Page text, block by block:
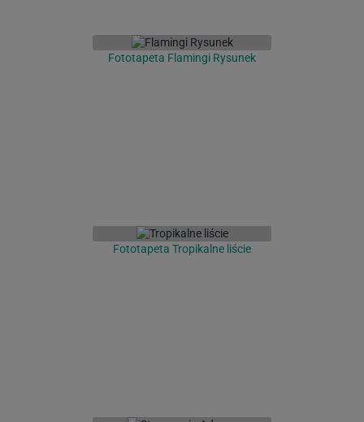
Fototapeta Flamingi Rysunek
Fototapeta Tropikalne liście